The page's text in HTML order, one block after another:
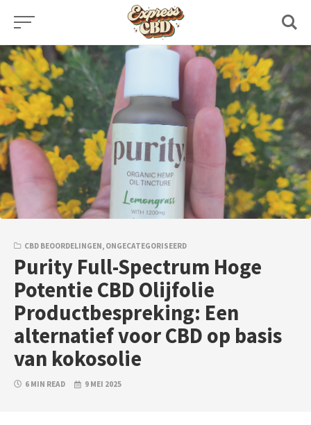
Skip
content
CBD BEOORDELINGEN, ONGECATEGORISEERD
Purity Full-Spectrum Hoge
Potentie CBD Olijfolie
Productbespreking: Een
alternatief voor CBD op basis
van kokosolie
6 MIN READ 9 MEI 2025